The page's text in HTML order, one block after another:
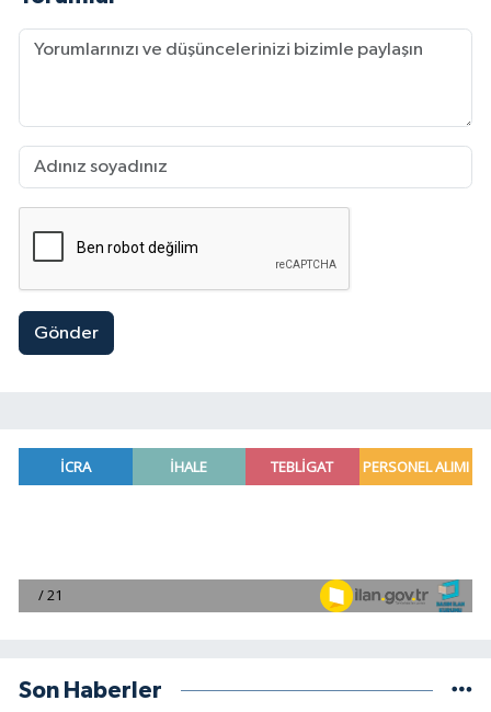
Gönder
Son Haberler